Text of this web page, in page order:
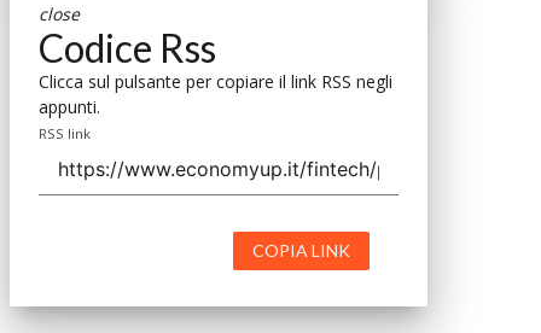
close
Codice Rss
Clicca sul pulsante per copiare il link RSS negli
appunti.
RSS link
COPIA LINK